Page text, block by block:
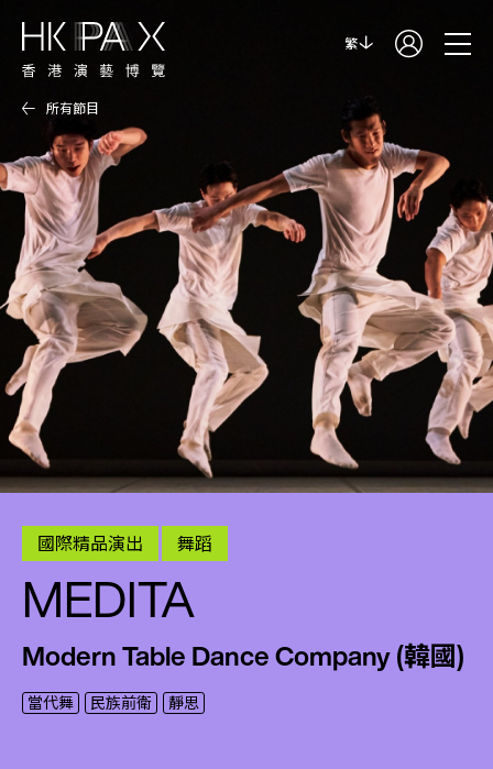
繁
所有節目
國際精品演出 舞蹈
MEDITA
Modern Table Dance Company (韓國)
當代舞 民族前衛 靜思